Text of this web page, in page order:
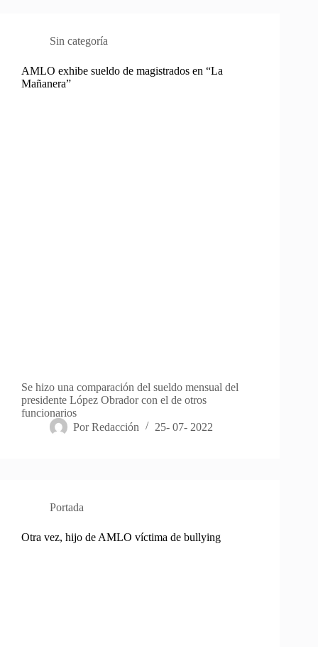
Sin categoría
AMLO exhibe sueldo de magistrados en “La
Mañanera”
Se hizo una comparación del sueldo mensual del
presidente López Obrador con el de otros
funcionarios
Por Redacción 25- 07- 2022
Portada
Otra vez, hijo de AMLO víctima de bullying